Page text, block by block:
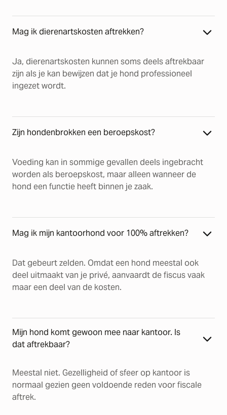
Mag ik dierenartskosten aftrekken?
Ja, dierenartskosten kunnen soms deels aftrekbaar
zijn als je kan bewijzen dat je hond professioneel
ingezet wordt.
Zijn hondenbrokken een beroepskost?
Voeding kan in sommige gevallen deels ingebracht
worden als beroepskost, maar alleen wanneer de
hond een functie heeft binnen je zaak.
Mag ik mijn kantoorhond voor 100% aftrekken?
Dat gebeurt zelden. Omdat een hond meestal ook
deel uitmaakt van je privé, aanvaardt de fiscus vaak
maar een deel van de kosten.
Mijn hond komt gewoon mee naar kantoor. Is
dat aftrekbaar?
Meestal niet. Gezelligheid of sfeer op kantoor is
normaal gezien geen voldoende reden voor fiscale
aftrek.